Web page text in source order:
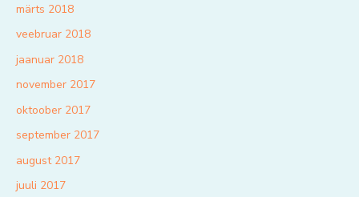
märts 2018
veebruar 2018
jaanuar 2018
november 2017
oktoober 2017
september 2017
august 2017
juuli 2017